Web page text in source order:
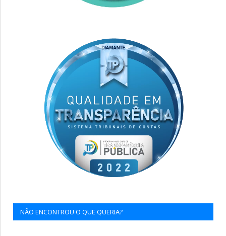
NÃO ENCONTROU O QUE QUERIA?